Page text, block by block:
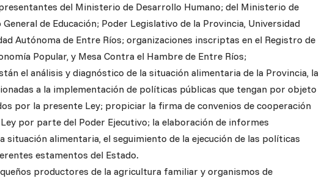
del Ministerio de Desarrollo Humano; del Ministerio de
de Educación; Poder Legislativo de la Provincia, Universidad
Autónoma de Entre Ríos; organizaciones inscriptas en el Registro de
Popular, y Mesa Contra el Hambre de Entre Ríos;
el análisis y diagnóstico de la situación alimentaria de la Provincia, la
a la implementación de políticas públicas que tengan por objeto
por la presente Ley; propiciar la firma de convenios de cooperación
por parte del Poder Ejecutivo; la elaboración de informes
alimentaria, el seguimiento de la ejecución de las políticas
estamentos del Estado.
productores de la agricultura familiar y organismos de